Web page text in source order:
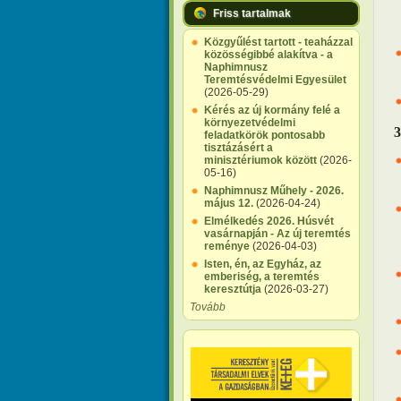
Friss tartalmak
Közgyűlést tartott - teaházzal
közösségibbé alakítva - a
Naphimnusz
Teremtésvédelmi Egyesület
(2026-05-29)
Kérés az új kormány felé a
környezetvédelmi
feladatkörök pontosabb
tisztázásért a
minisztériumok között (2026-
05-16)
Naphimnusz Műhely - 2026.
május 12. (2026-04-24)
Elmélkedés 2026. Húsvét
vasárnapján - Az új teremtés
reménye (2026-04-03)
Isten, én, az Egyház, az
emberiség, a teremtés
keresztútja (2026-03-27)
Tovább